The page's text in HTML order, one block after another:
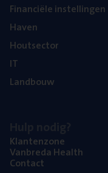
Finan­ci­ë­le instellingen
Haven
Hout­sec­tor
IT
Land­bouw
Klan­ten­zo­ne
Van­b­re­da Health
Con­tact